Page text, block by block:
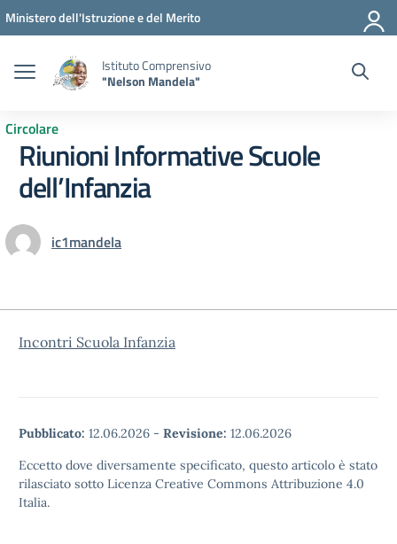
Vai ai contenuti
Vai al menu di navigazione
Vai al footer
Ministero dell'Istruzione e del Merito
Istituto Comprensivo
"Nelson Mandela"
Circolare
Riunioni Informative Scuole
dell’Infanzia
ic1mandela
Incontri Scuola Infanzia
Pubblicato: 12.06.2026 - Revisione: 12.06.2026
Eccetto dove diversamente specificato, questo articolo è stato
rilasciato sotto Licenza Creative Commons Attribuzione 4.0
Italia.